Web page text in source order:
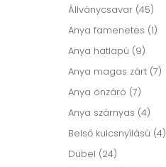
Állványcsavar (45)
Anya famenetes (1)
Anya hatlapú (9)
Anya magas zárt (7)
Anya önzáró (7)
Anya szárnyas (4)
Belső kulcsnyílású (4)
Dübel (24)